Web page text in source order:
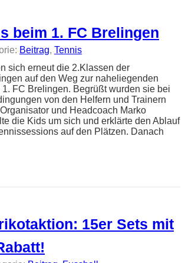
beim 1. FC Brelingen
Beitrag, Tennis
sich erneut die 2.Klassen der
auf den Weg zur naheliegenden
FC Brelingen. Begrüßt wurden sie bei
von den Helfern und Trainern
und Headcoach Marko
die Kids um sich und erklärte den Ablauf
auf den Plätzen. Danach
15er Sets mit